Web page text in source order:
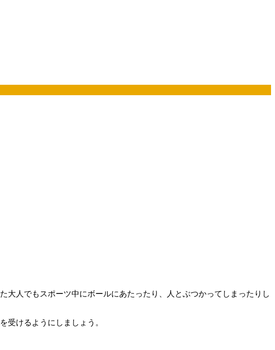
人でもスポーツ中にボールにあたったり、人とぶつかってしまったりし
受けるようにしましょう。